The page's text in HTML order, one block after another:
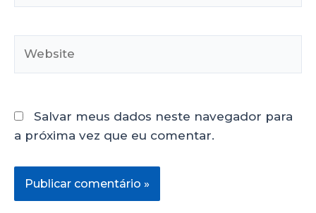
Salvar meus dados neste navegador para
a próxima vez que eu comentar.